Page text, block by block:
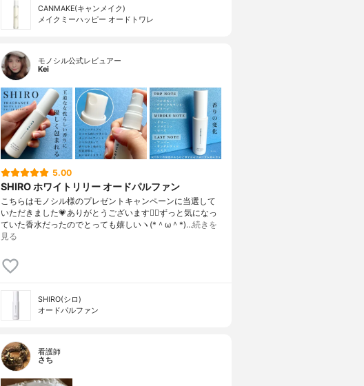
CANMAKE(キャンメイク)
メイクミーハッピー オードトワレ
モノシル公式レビュアー
Kei
5.00
SHIRO ホワイトリリー オードパルファン
こちらはモノシル様のプレゼントキャンペーンに当選して
いただきました💗ありがとうございます🙇‍♀️ずっと気になっ
ていた香水だったのでとっても嬉しいヽ(*＾ω＾*)…続きを
見る
SHIRO(シロ)
オードパルファン
看護師
さち